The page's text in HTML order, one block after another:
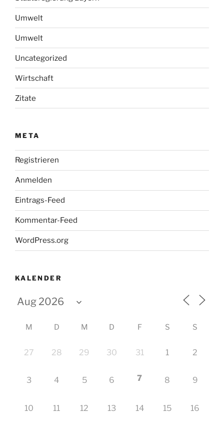
Umwelt
Umwelt
Uncategorized
Wirtschaft
Zitate
META
Registrieren
Anmelden
Eintrags-Feed
Kommentar-Feed
WordPress.org
KALENDER
M D M D F S S
27 28 29 30 31 1 2
3 4 5 6 7 8 9
10 11 12 13 14 15 16